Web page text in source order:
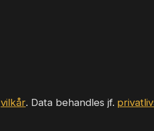
vilkår. Data behandles jf.